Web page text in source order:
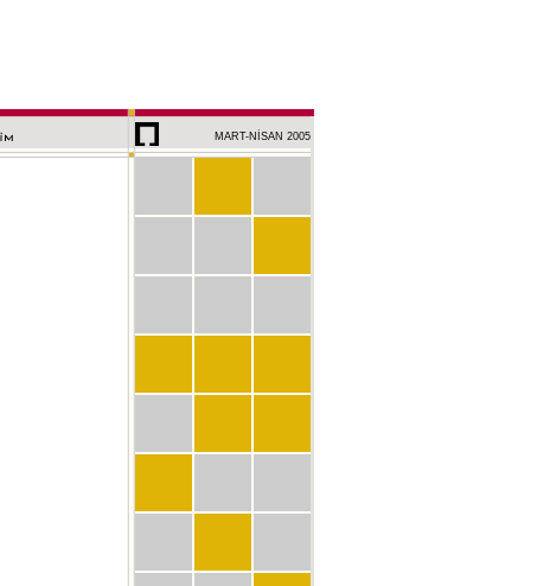
MART-NİSAN 2005